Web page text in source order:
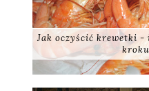
Jak oczyścić krewetki
kroku